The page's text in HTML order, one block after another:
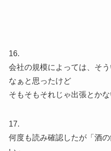
16.
会社の規模によっては、そ
なぁと思ったけど
そもそもそれじゃ出張とかな
17.
何度も読み確認したが「酒